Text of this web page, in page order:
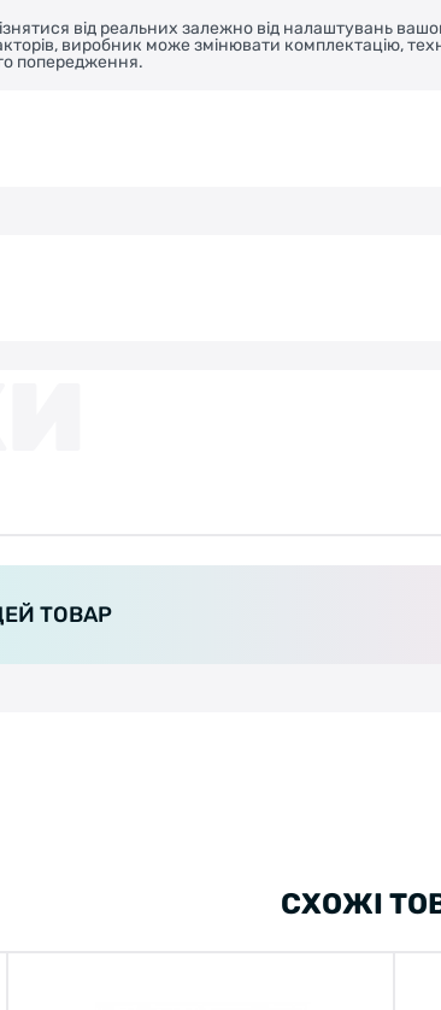
від реальних залежно від налаштувань
виробник може змінювати комплектацію,
попередження.
ТОВАР
СХОЖІ